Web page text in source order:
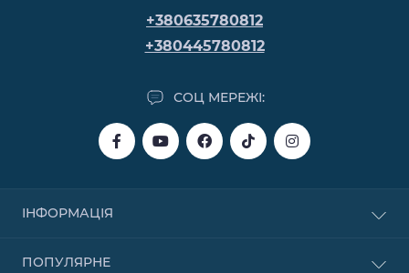
+380635780812
+380445780812
СОЦ МЕРЕЖІ:
ІНФОРМАЦІЯ
ПОПУЛЯРНЕ